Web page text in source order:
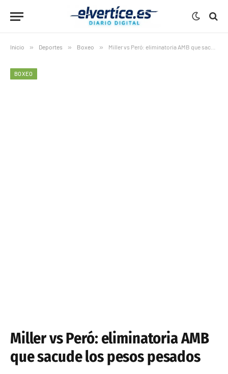
Inicio » Deportes » Boxeo » Miller vs Peró: eliminatoria AMB que sacude los pesos pesados
BOXEO
Miller vs Peró: eliminatoria AMB
que sacude los pesos pesados